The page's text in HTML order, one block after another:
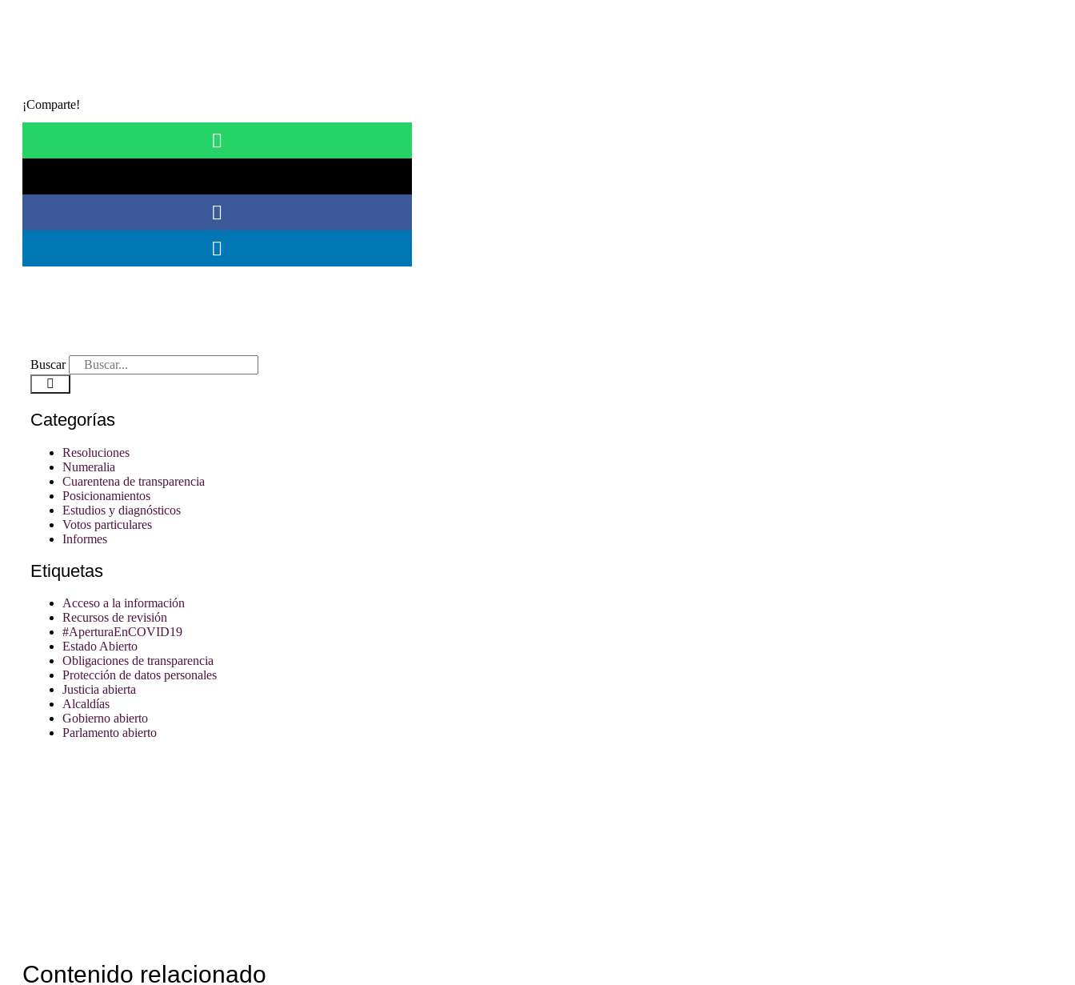
¡Comparte!
Buscar
Categorías
Resoluciones
Numeralia
Cuarentena de transparencia
Posicionamientos
Estudios y diagnósticos
Votos particulares
Informes
Etiquetas
Acceso a la información
Recursos de revisión
#AperturaEnCOVID19
Estado Abierto
Obligaciones de transparencia
Protección de datos personales
Justicia abierta
Alcaldías
Gobierno abierto
Parlamento abierto
Contenido relacionado